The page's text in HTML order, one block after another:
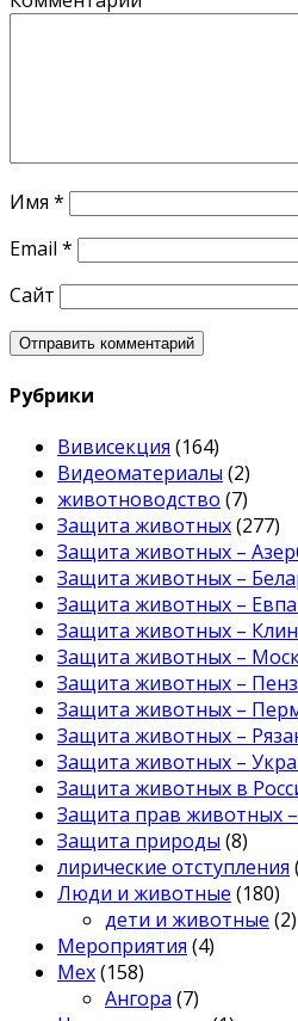
Имя *
Email *
Сайт
Рубрики
Вивисекция (164)
Видеоматериалы (2)
животноводство (7)
Защита животных(277)
Защита животных –
Защита животных –
Защита животных –
Защита животных – Клин
Защита животных –
Защита животных –
Защита животных –
Защита животных –
Защита животных –
Защита животных в
Защита прав животных
Защита природы (8)
лирические отступления
Люди и животные (180)
дети и животные (2)
Мероприятия (4)
Мех(158)
Ангора (7)